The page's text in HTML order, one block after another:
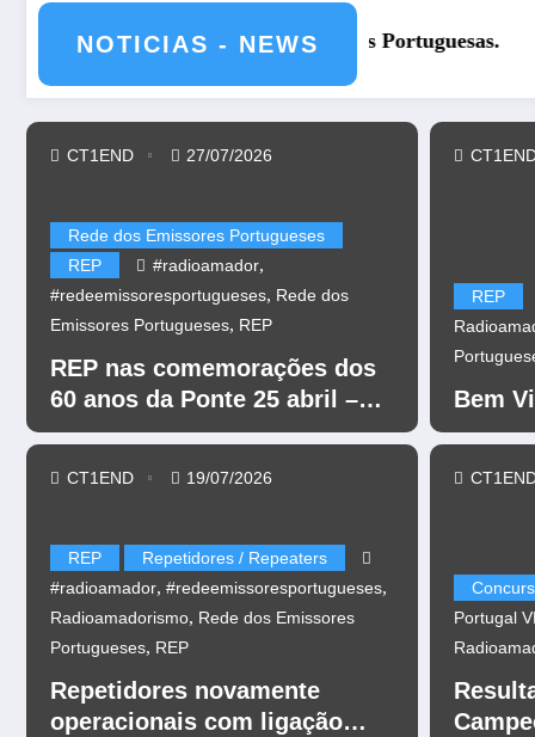
NOTICIAS - NEWSREP nas comemorações dos
Rede dos Emissores Portugueses
REP
#radioamador,
#redeemissoresportugueses, Rede dos
Emissores Portugueses, REP
REP nas comemorações dos
60 anos da Ponte 25 abril –
CR60A
CT1END 27/07/2026
REP
Repetidores / Repeaters
#radioamador, #redeemissoresportugueses,
Radioamadorismo, Rede dos Emissores
Portugueses, REP
Repetidores novamente
operacionais com ligação
CT1END 19/07/2026
REP
Bem
Portugal